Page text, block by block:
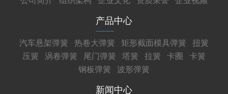
产品中心
汽车悬架弹簧 热卷大弹簧 矩形截面模具弹簧
扭簧
压簧
涡卷弹簧 尾门弹簧 塔簧 拉簧 卡圈
卡簧
钢板弹簧
波形弹簧
新闻中心